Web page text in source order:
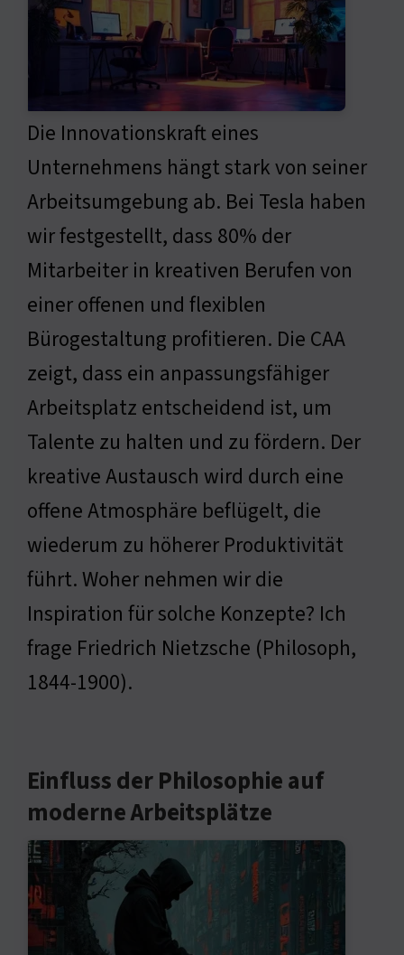
Die Innovationskraft eines
Unternehmens hängt stark von seiner
Arbeitsumgebung ab. Bei Tesla haben
wir festgestellt, dass 80% der
Mitarbeiter in kreativen Berufen von
einer offenen und flexiblen
Bürogestaltung profitieren. Die CAA
zeigt, dass ein anpassungsfähiger
Arbeitsplatz entscheidend ist, um
Talente zu halten und zu fördern. Der
kreative Austausch wird durch eine
offene Atmosphäre beflügelt, die
wiederum zu höherer Produktivität
führt. Woher nehmen wir die
Inspiration für solche Konzepte? Ich
frage Friedrich Nietzsche (Philosoph,
1844-1900).
Einfluss der Philosophie auf
moderne Arbeitsplätze